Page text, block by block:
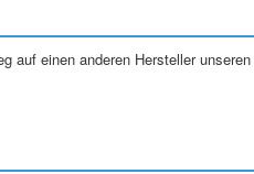
auf einen anderen Hersteller